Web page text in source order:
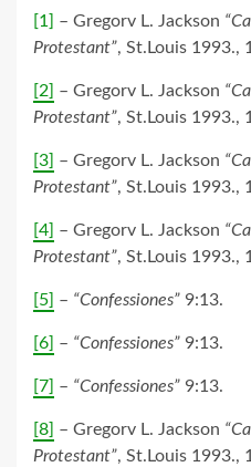
[1] – Gregorv L. Jackson
Protestant”, St.Louis 1993.,
[2] – Gregorv L. Jackson
Protestant”, St.Louis 1993.,
[3] – Gregorv L. Jackson
Protestant”, St.Louis 1993.,
[4] – Gregorv L. Jackson
Protestant”, St.Louis 1993.,
[5] – “Confessiones” 9:13.
[6] – “Confessiones” 9:13.
[7] – “Confessiones” 9:13.
[8] – Gregorv L. Jackson
Protestant”, St.Louis 1993.,